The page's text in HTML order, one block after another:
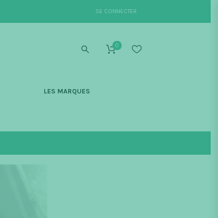
SE CONNECTER
0
LES MARQUES